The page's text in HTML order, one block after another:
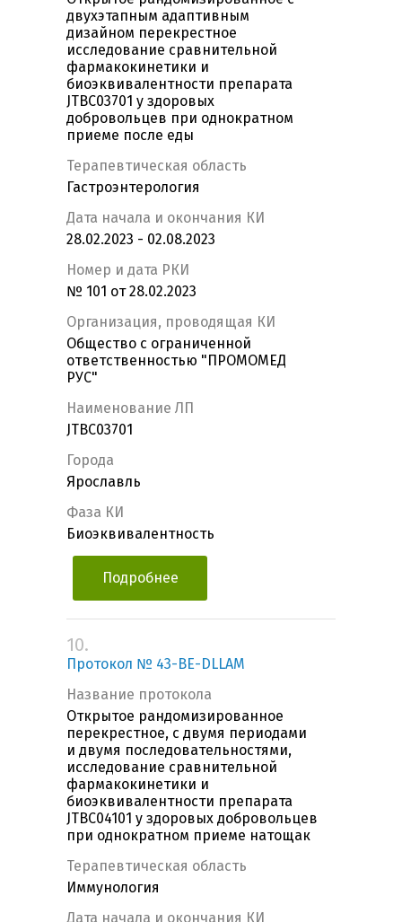
двухэтапным адаптивным
дизайном перекрестное
исследование сравнительной
фармакокинетики и
биоэквивалентности препарата
JTBC03701 у здоровых
добровольцев при однократном
приеме после еды
Терапевтическая область
Гастроэнтерология
Дата начала и окончания КИ
28.02.2023 - 02.08.2023
Номер и дата РКИ
№ 101 от 28.02.2023
Организация, проводящая КИ
Общество с ограниченной
ответственностью "ПРОМОМЕД
РУС"
Наименование ЛП
JTBC03701
Города
Ярославль
Фаза КИ
Биоэквивалентность
Подробнее
10.
Протокол № 43-BE-DLLAM
Название протокола
Открытое рандомизированное
перекрестное, с двумя периодами
и двумя последовательностями,
исследование сравнительной
фармакокинетики и
биоэквивалентности препарата
JTBC04101 у здоровых добровольцев
при однократном приеме натощак
Терапевтическая область
Иммунология
Дата начала и окончания КИ